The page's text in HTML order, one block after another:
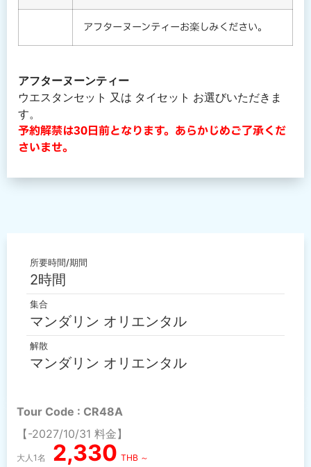
アフターヌーンティーお楽しみください。
アフターヌーンティー
ウエスタンセット 又は タイセット お選びいただきま
す。
予約解禁は30日前となります。あらかじめご了承くだ
さいませ。
所要時間/期間
2時間
集合
マンダリン オリエンタル
解散
マンダリン オリエンタル
Tour Code : CR48A
【-2027/10/31 料金】
大人1名 2,330 THB ～